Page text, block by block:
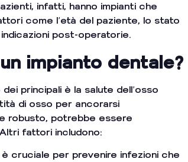
infatti, hanno impianti che
come l’età del paziente, lo stato
post-operatorie.
impianto dentale?
principali è la salute dell’osso
di osso per ancorarsi
robusto, potrebbe essere
fattori includono:
cruciale per prevenire infezioni che